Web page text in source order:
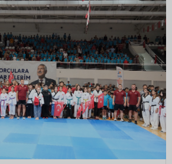
Başkan Ali Bedrettin Karataş’tan sahiller için
duyarlılık çağrısı
MHP Adana İl Başkanı Hakan Yıldırım:
“Liderimize dil uzatmak sizin haddinize değildir”